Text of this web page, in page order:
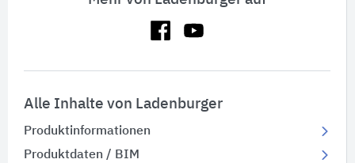
Alle Inhalte von Ladenburger
Produktinformationen
Produktdaten / BIM